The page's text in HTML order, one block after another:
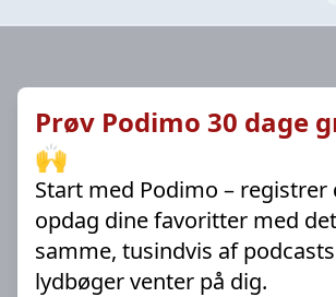
Prøv Podimo 30 dage
🙌
Start med Podimo – registrer
opdag dine favoritter med det
samme, tusindvis af
lydbøger venter på dig.